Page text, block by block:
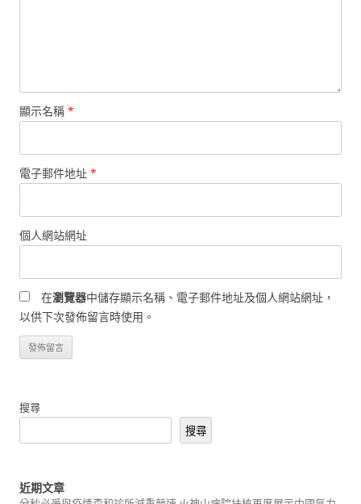
顯示名稱 *
電子郵件地址 *
個人網站網址
在瀏覽器中儲存顯示名稱、電子郵件地址及個人網站網址，
以供下次發佈留言時使用。
搜尋
搜尋
近期文章